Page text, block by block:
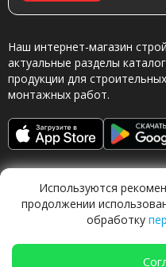
Наш интернет-магазин
актуальные разделы
продукции для
монтажных работ.
Обращаясь в наш магазин,
Используются
продолжении
обработку